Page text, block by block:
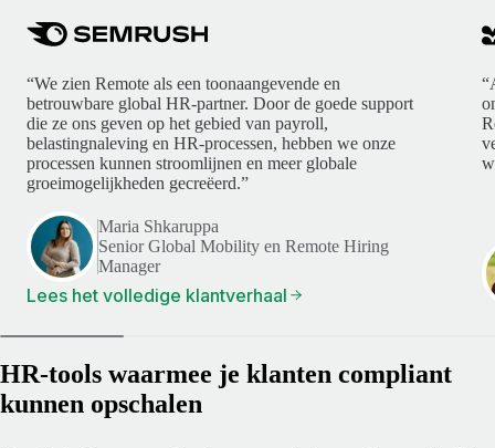
“We zien Remote als een toonaangevende en
betrouwbare global HR-partner. Door de goede support
die ze ons geven op het gebied van payroll,
belastingnaleving en HR-processen, hebben we onze
processen kunnen stroomlijnen en meer globale
groeimogelijkheden gecreëerd.”
Maria Shkaruppa
Senior Global Mobility en Remote Hiring
Manager
Lees het volledige klantverhaal
HR-tools waarmee je klanten compliant
kunnen opschalen